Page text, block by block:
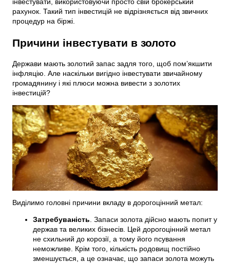
інвестувати, використовуючи просто свій брокерський
рахунок. Такий тип інвестицій не відрізняється від звичних
процедур на біржі.
Причини інвестувати в золото
Держави мають золотий запас задля того, щоб пом’якшити
інфляцію. Але наскільки вигідно інвестувати звичайному
громадянину і які плюси можна вивести з золотих
інвестицій?
Виділимо головні причини вкладу в дорогоцінний метал:
Затребуваність . Запаси золота дійсно мають попит у
держав та великих бізнесів. Цей дорогоцінний метал
не схильний до корозії, а тому його псування
неможливе. Крім того, кількість родовищ постійно
зменшується, а це означає, що запаси золота можуть